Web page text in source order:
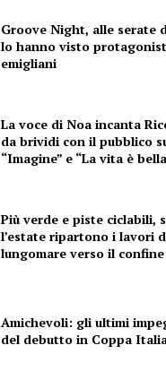
Groove Night, alle serate
lo hanno visto
emigliani
La voce di Noa incanta
da brividi con il pubblico
“Imagine” e “La vita è
Più verde e piste ciclabili,
l’estate ripartono i lavori
lungomare verso il
Amichevoli: gli ultimi
del debutto in Coppa